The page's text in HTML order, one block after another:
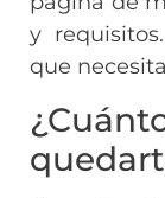
y
que